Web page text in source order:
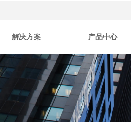
解决方案 产品中心